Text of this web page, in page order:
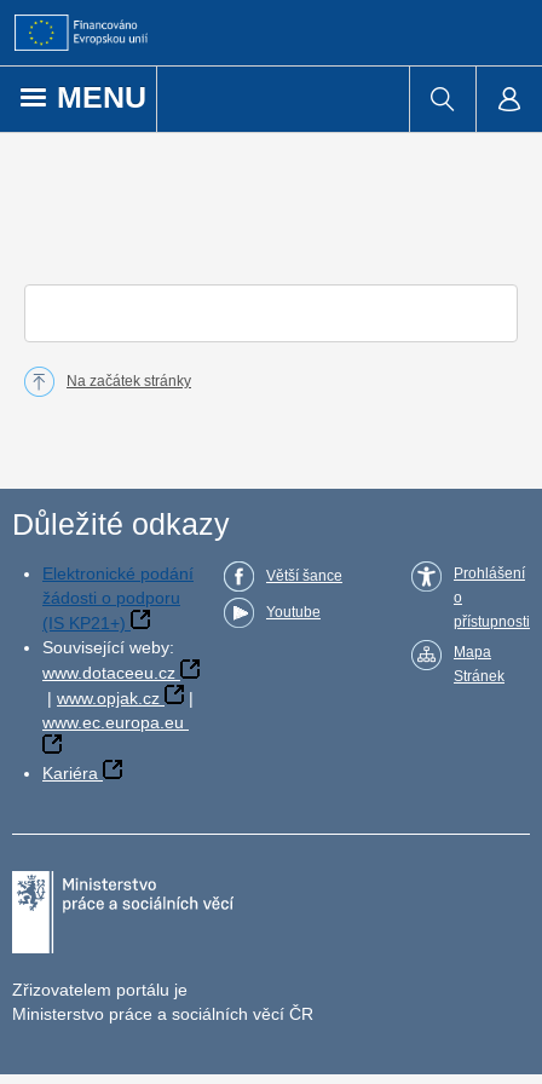
Přejít k obsahu
MENU
Na začátek stránky
Důležité odkazy
Elektronické podání
žádosti o podporu
(IS KP21+)
Související weby:
www.dotaceeu.cz
| www.opjak.cz
|
www.ec.europa.eu
Kariéra
Větší šance
Youtube
Prohlášení
o
přístupnosti
Mapa
Stránek
Zřizovatelem portálu je
Ministerstvo práce a sociálních věcí ČR